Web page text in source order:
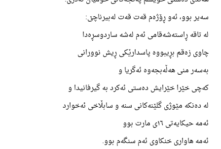
سەیر بوو، ئەو ڕۆژەم قەت قەت لەبیرناچێ:
لە تاقە ڕاستەشەقامی ئەم لەشە ساردوسڕەدا
چاوی زەقم بڕیبووە پاسدارێکی ڕیش نوورانی
بەسەر منی هەڵەبجەوە ئەگریا و
کەچی خێرا خێرایش دەستی ئەکرد بە گیرفانیدا و
لە دەنکە مێوژی گلێنەکانی سنە و سابڵاخی ئەخوارد
ئەمە حیکایەتی ١٦ی مارت بوو
ئەمە هاواری خنکاوی ئەم سنگەم بوو.